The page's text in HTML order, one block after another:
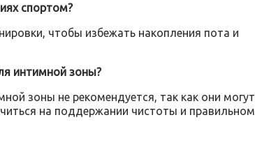
спортом?
чтобы избежать накопления пота и
интимной зоны?
зоны не рекомендуется, так как они могут
на поддержании чистоты и правильном